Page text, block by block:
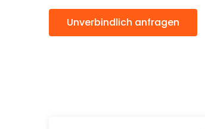
Unverbindlich anfragen